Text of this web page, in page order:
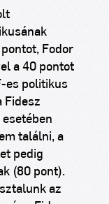
Fodor
a 40 pontot
es politikus
Fidesz
találni, a
pedig
(80 pont).
az